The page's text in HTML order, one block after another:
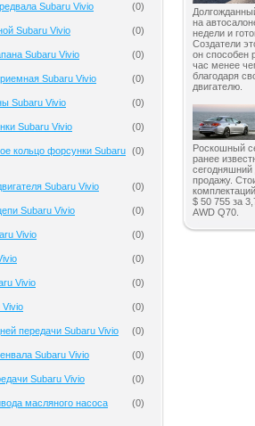
Subaru Vivio (0)
Subaru Vivio (0)
Subaru Vivio (0)
Subaru Vivio (0)
Subaru Vivio (0)
Subaru Vivio (0)
кольцо форсунки Subaru (0)
Subaru Vivio (0)
Subaru Vivio (0)
Vivio (0)
(0)
Vivio (0)
Vivio (0)
передачи Subaru Vivio (0)
Subaru Vivio (0)
Subaru Vivio (0)
масляного насоса
(0)
на
недели и
Создатели
он способен
час менее
благодаря
двигателю.
Роскошный
ранее
продажу.
$ 50 755 за
AWD Q70.